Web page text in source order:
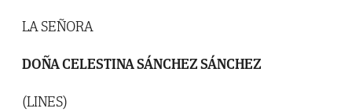
LA SEÑORA
DOÑA CELESTINA SÁNCHEZ SÁNCHEZ
(LINES)